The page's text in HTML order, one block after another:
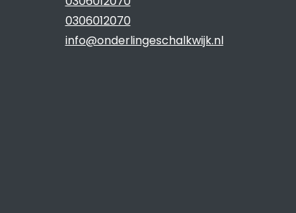
0306012070
info@onderlingeschalkwijk.nl